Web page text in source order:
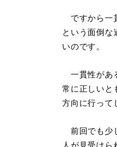
ですから一
という面倒な
いのです。
一貫性があ
常に正しいと
方向に行って
前回でも少